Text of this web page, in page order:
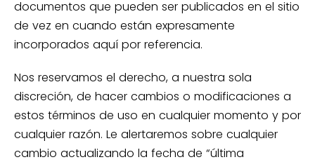
documentos que pueden ser publicados en el sitio
de vez en cuando están expresamente
incorporados aquí por referencia.
Nos reservamos el derecho, a nuestra sola
discreción, de hacer cambios o modificaciones a
estos términos de uso en cualquier momento y por
cualquier razón. Le alertaremos sobre cualquier
cambio actualizando la fecha de “última